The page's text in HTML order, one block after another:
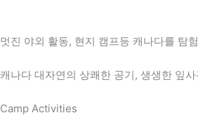
멋진 야외 활동, 현지 캠프등 캐나다를 탐
캐나다 대자연의 상쾌한 공기, 생생한 잎
Camp Activities